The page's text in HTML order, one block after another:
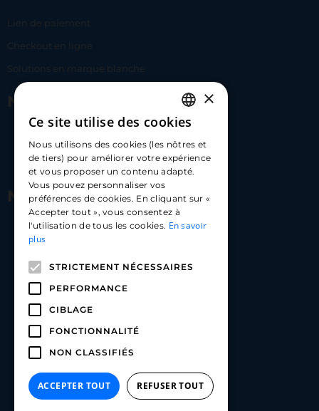
Lien de paiement
Checkout en ligne
Solutions en marque blanche
Nous contacter
hello@carloapp.com
Nous suivre
Carlo App | Instagram
Carlo App | Linkedin
FRENCH
ENGLISH
SPANISH
×
Ce site utilise des cookies
Nous utilisons des cookies (les nôtres et
de tiers) pour améliorer votre expérience
et vous proposer un contenu adapté.
Vous pouvez personnaliser vos
préférences de cookies. En cliquant sur «
Accepter tout », vous consentez à
l'utilisation de tous les cookies. En savoir
plus
STRICTEMENT NÉCESSAIRES
PERFORMANCE
CIBLAGE
FONCTIONNALITÉ
NON CLASSIFIÉS
ACCEPTER TOUT REFUSER TOUT